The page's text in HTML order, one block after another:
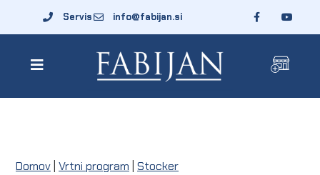
Servis info@fabijan.si
Domov Vrtni program Stocker